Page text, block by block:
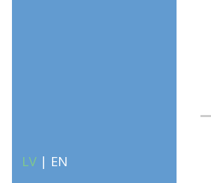
LV| EN